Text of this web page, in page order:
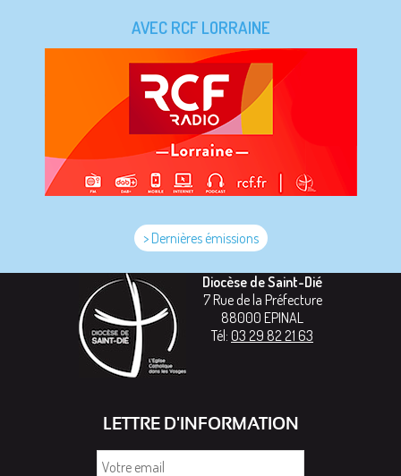
AVEC RCF LORRAINE
> Dernières émissions
Diocèse de Saint-Dié
7 Rue de la Préfecture
88000 EPINAL
Tél: 03 29 82 21 63
LETTRE D'INFORMATION